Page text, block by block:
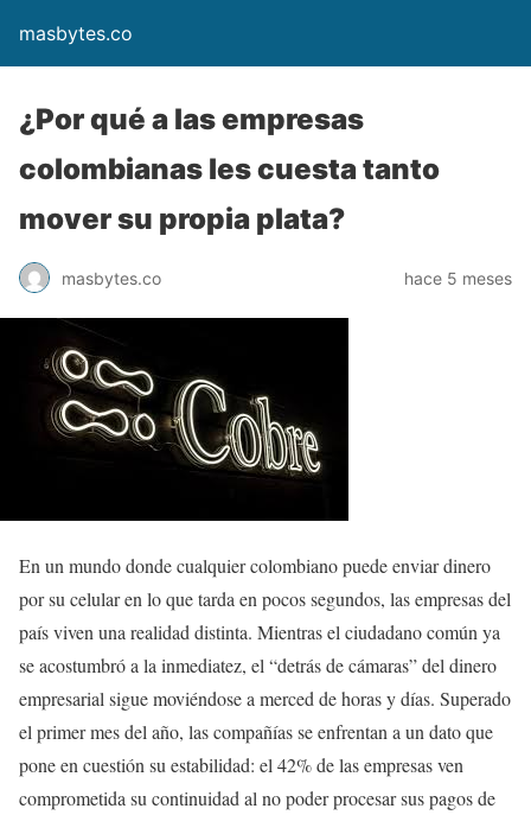
masbytes.co
¿Por qué a las empresas
colombianas les cuesta tanto
mover su propia plata?
masbytes.co hace 5 meses
En un mundo donde cualquier colombiano puede enviar dinero
por su celular en lo que tarda en pocos segundos, las empresas del
país viven una realidad distinta. Mientras el ciudadano común ya
se acostumbró a la inmediatez, el “detrás de cámaras” del dinero
empresarial sigue moviéndose a merced de horas y días. Superado
el primer mes del año, las compañías se enfrentan a un dato que
pone en cuestión su estabilidad: el 42% de las empresas ven
comprometida su continuidad al no poder procesar sus pagos de